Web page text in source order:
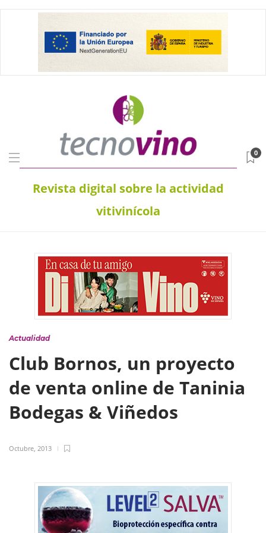
Revista digital sobre la actividad
vitivinícola
0
Actualidad
Club Bornos, un proyecto
de venta online de Taninia
Bodegas & Viñedos
Octubre, 2013